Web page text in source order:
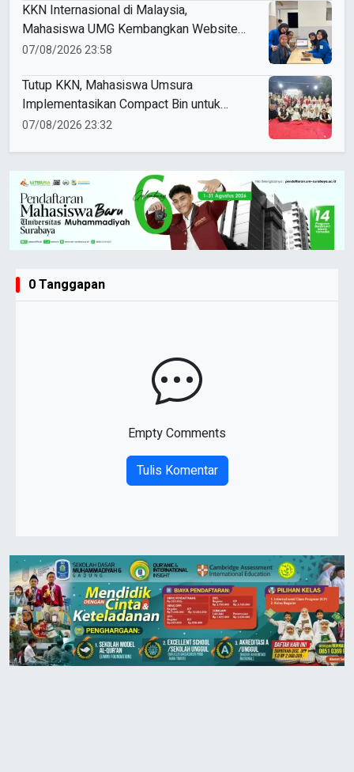
KKN Internasional di Malaysia,
Mahasiswa UMG Kembangkan Website
Pengenalan Budaya Indonesia
07/08/2026 23:58
Tutup KKN, Mahasiswa Umsura
Implementasikan Compact Bin untuk
Sampah Anorganik di Ketabang
07/08/2026 23:32
0 Tanggapan
Empty Comments
Tulis Komentar